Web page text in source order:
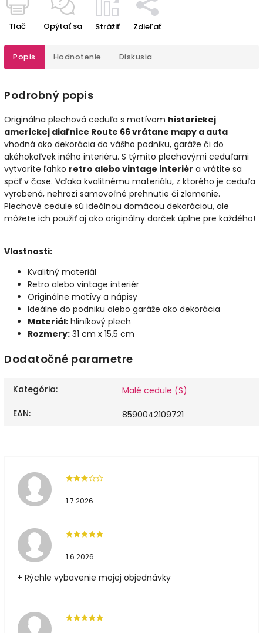
Tlač Opýtať sa Strážiť Zdieľať
Popis Hodnotenie Diskusia
Podrobný popis
Originálna plechová ceduľa s motívom historickej
americkej diaľnice Route 66 vrátane mapy a auta
vhodná ako dekorácia do vášho podniku, garáže či do
akéhokoľvek iného interiéru. S týmito plechovými ceduľami
vytvoríte ľahko retro alebo vintage interiér a vrátite sa
späť v čase. Vďaka kvalitnému materiálu, z ktorého je ceduľa
vyrobená, nehrozí samovoľné prehnutie či zlomenie.
Plechové cedule sú ideálnou domácou dekoráciou, ale
môžete ich použiť aj ako originálny darček úplne pre každého!
Vlastnosti:
Kvalitný materiál
Retro alebo vintage interiér
Originálne motívy a nápisy
Ideálne do podniku alebo garáže ako dekorácia
Materiál: hliníkový plech
Rozmery: 31 cm x 15,5 cm
Dodatočné parametre
Kategória:
Malé cedule (S)
EAN: 8590042109721
1.7.2026
1.6.2026
+ Rýchle vybavenie mojej objednávky